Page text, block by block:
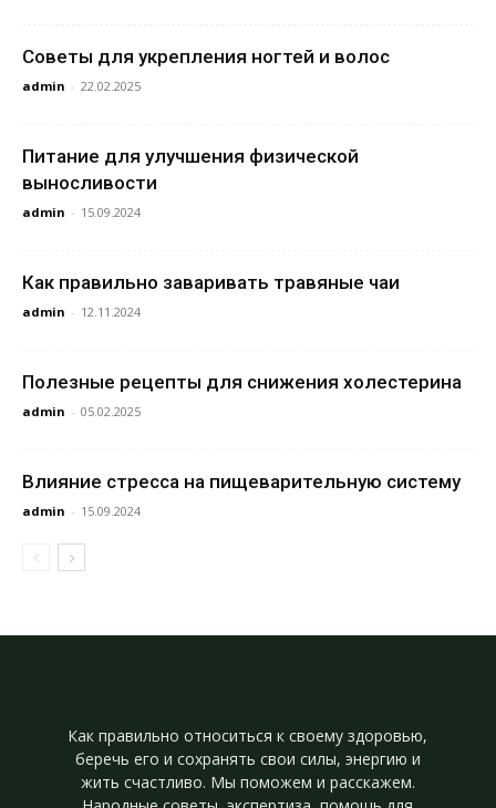
Советы для укрепления ногтей и волос
admin - 22.02.2025
Питание для улучшения физической
выносливости
admin - 15.09.2024
Как правильно заваривать травяные чаи
admin - 12.11.2024
Полезные рецепты для снижения холестерина
admin - 05.02.2025
Влияние стресса на пищеварительную систему
admin - 15.09.2024
Как правильно относиться к своему здоровью,
беречь его и сохранять свои силы, энергию и
жить счастливо. Мы поможем и расскажем.